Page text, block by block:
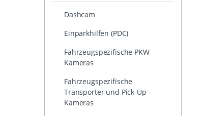
Dashcam
Einparkhilfen (PDC)
Fahrzeugspezifische PKW
Kameras
Fahrzeugspezifische
Transporter und Pick-Up
Kameras